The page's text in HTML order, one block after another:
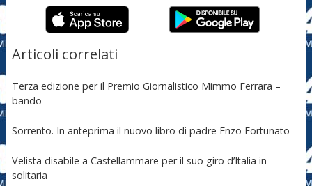
Articoli correlati
Terza edizione per il Premio Giornalistico Mimmo Ferrara –
bando –
Sorrento. In anteprima il nuovo libro di padre Enzo Fortunato
Velista disabile a Castellammare per il suo giro d’Italia in
solitaria